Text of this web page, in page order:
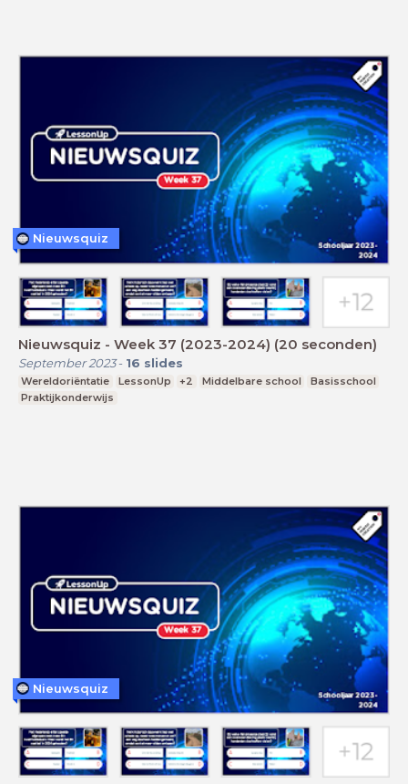
Nieuwsquiz - Week 37 (2023-2024) (20 seconden)
September 2023- 16 slides
Wereldoriëntatie LessonUp +2 Middelbare school
Basisschool
Praktijkonderwijs
Nieuwsquiz
Nieuwsquiz